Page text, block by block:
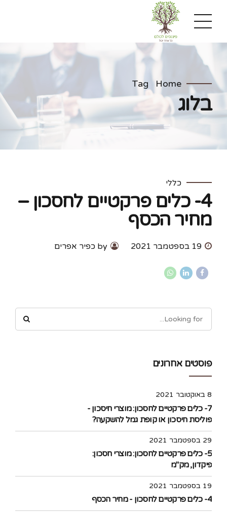
Home
Tag
בלוג
כללי
4- כלים פרקטיים לחסכון –
מחיר הכסף
19 בספטמבר 2021 by כפיר אפרים
פוסטים אחרונים
8 באוקטובר 2021
7- כלים פרקטיים לחסכון: מוצרי חיסכון -
פוליסת חיסכון או קופת גמל להשקעה?
29 בספטמבר 2021
5- כלים פרקטיים לחסכון: מוצרי חסכון:
פיקדון, מק"מ
19 בספטמבר 2021
4- כלים פרקטיים לחסכון - מחיר הכסף